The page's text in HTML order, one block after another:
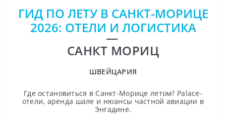
ГИД ПО ЛЕТУ В САНКТ-МОРИЦЕ
2026: ОТЕЛИ И ЛОГИСТИКА
САНКТ МОРИЦ
ШВЕЙЦАРИЯ
Где остановиться в Санкт-Морице летом? Palace-
отели, аренда шале и нюансы частной авиации в
Энгадине.